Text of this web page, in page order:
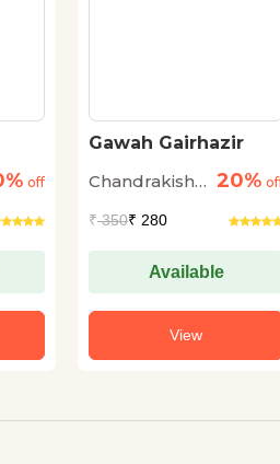
off
Gawah Gairhazir
Chandrakishore20%
₹350₹ 280
Available
View